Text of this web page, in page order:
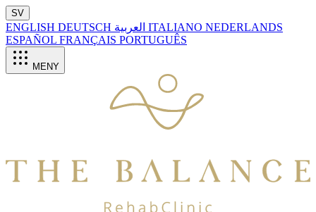
SV
ENGLISH DEUTSCH ITALIANO NEDERLANDS
ESPAÑOL FRANÇAIS PORTUGUÊS
MENY